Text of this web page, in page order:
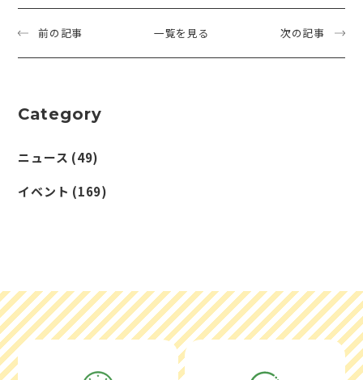
前の記事 一覧を見る 次の記事
Category
ニュース (49)
イベント (169)